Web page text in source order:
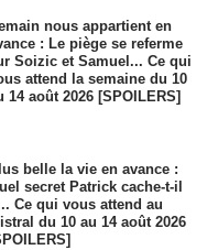
nous appartient en
: Le piège se referme
Soizic et Samuel... Ce qui
attend la semaine du 10
14 août 2026 [SPOILERS]
belle la vie en avance :
secret Patrick cache-t-il
Ce qui vous attend au
du 10 au 14 août 2026